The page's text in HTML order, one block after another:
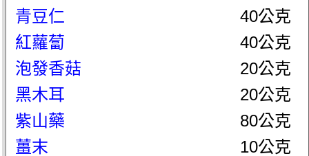
青豆仁
40公克
紅蘿蔔
40公克
泡發香菇
20公克
黑木耳
20公克
紫山藥
80公克
薑末
10公克